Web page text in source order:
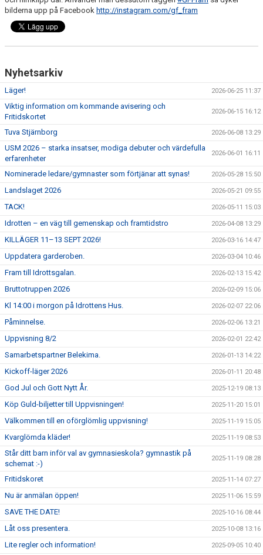
bilderna upp på Facebook http://instagram.com/gf_fram
Nyhetsarkiv
Läger! 2026-06-25 11:37
Viktig information om kommande avisering och
Fritidskortet
2026-06-15 16:12
Tuva Stjärnborg 2026-06-08 13:29
USM 2026 – starka insatser, modiga debuter och värdefulla
erfarenheter
2026-06-01 16:11
Nominerade ledare/gymnaster som förtjänar att synas! 2026-05-28 15:50
Landslaget 2026 2026-05-21 09:55
TACK! 2026-05-11 15:03
Idrotten – en väg till gemenskap och framtidstro 2026-04-08 13:29
KILLÄGER 11–13 SEPT 2026! 2026-03-16 14:47
Uppdatera garderoben. 2026-03-04 10:46
Fram till Idrottsgalan. 2026-02-13 15:42
Bruttotruppen 2026 2026-02-09 15:06
Kl 14:00 i morgon på Idrottens Hus. 2026-02-07 22:06
Påminnelse. 2026-02-06 13:21
Uppvisning 8/2 2026-02-01 22:42
Samarbetspartner Belekima. 2026-01-13 14:22
Kickoff-läger 2026 2026-01-11 20:48
God Jul och Gott Nytt År. 2025-12-19 08:13
Köp Guld-biljetter till Uppvisningen! 2025-11-20 15:01
Välkommen till en oförglömlig uppvisning! 2025-11-19 15:05
Kvarglömda kläder! 2025-11-19 08:53
Står ditt barn inför val av gymnasieskola? gymnastik på
schemat :-)
2025-11-19 08:28
Fritidskoret 2025-11-14 07:27
Nu är anmälan öppen! 2025-11-06 15:59
SAVE THE DATE! 2025-10-16 08:44
Låt oss presentera. 2025-10-08 13:16
Lite regler och information! 2025-09-05 10:40